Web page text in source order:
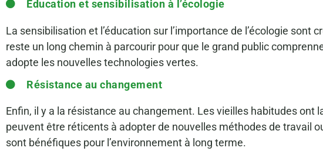
Education et sensibilisation à l’écologie
La sensibilisation et l’éducation sur l’importance de l’écologie sont
reste un long chemin à parcourir pour que le grand public
adopte les nouvelles technologies vertes.
Résistance au changement
Enfin, il y a la résistance au changement. Les vieilles habitudes ont
peuvent être réticents à adopter de nouvelles méthodes de travail
sont bénéfiques pour l’environnement à long terme.